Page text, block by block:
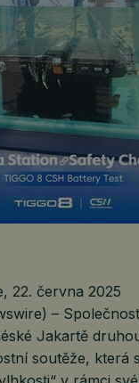
22. června 2025
–
Jakartě
soutěže, která